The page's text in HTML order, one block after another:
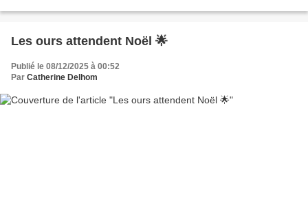
Les ours attendent Noël 🌟
Publié le 08/12/2025 à 00:52
Par Catherine Delhom